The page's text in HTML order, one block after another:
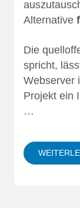
Alternative
Die
spricht,
Webserver
Projekt ein
…